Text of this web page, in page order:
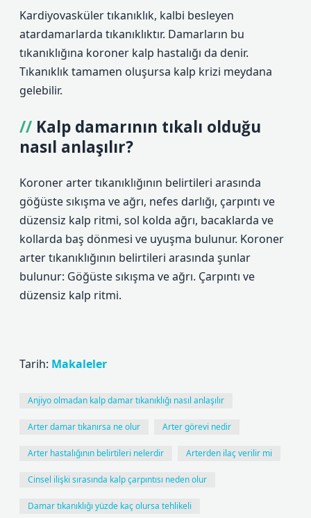
Kardiyovasküler tıkanıklık, kalbi besleyen
atardamarlarda tıkanıklıktır. Damarların bu
tıkanıklığına koroner kalp hastalığı da denir.
Tıkanıklık tamamen oluşursa kalp krizi meydana
gelebilir.
Kalp damarının tıkalı olduğu
nasıl anlaşılır?
Koroner arter tıkanıklığının belirtileri arasında
göğüste sıkışma ve ağrı, nefes darlığı, çarpıntı ve
düzensiz kalp ritmi, sol kolda ağrı, bacaklarda ve
kollarda baş dönmesi ve uyuşma bulunur. Koroner
arter tıkanıklığının belirtileri arasında şunlar
bulunur: Göğüste sıkışma ve ağrı. Çarpıntı ve
düzensiz kalp ritmi.
Tarih: Makaleler
Anjiyo olmadan kalp damar tıkanıklığı nasıl anlaşılır
Arter damar tıkanırsa ne olur Arter görevi nedir
Arter hastalığının belirtileri nelerdir Arterden ilaç verilir mi
Cinsel ilişki sırasında kalp çarpıntısı neden olur
Damar tıkanıklığı yüzde kaç olursa tehlikeli